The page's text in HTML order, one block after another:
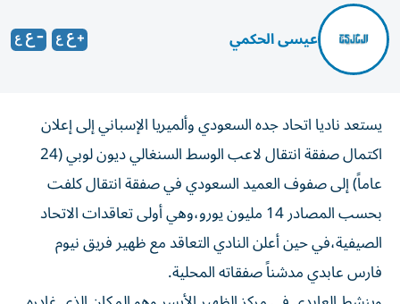
عيسى الحكمي
يستعد ناديا اتحاد جده السعودي وألميريا الإسباني إلى إعلان
اكتمال صفقة انتقال لاعب الوسط السنغالي ديون لوبي (24
عاماً) إلى صفوف العميد السعودي في صفقة انتقال كلفت
بحسب المصادر 14 مليون يورو،وهي أولى تعاقدات الاتحاد
الصيفية،في حين أعلن النادي التعاقد مع ظهير فريق نيوم
فارس عابدي مدشناً صفقاته المحلية.